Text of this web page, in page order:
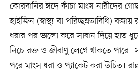
কোরবানির ঈদে কাঁচা মাংস নারীদের
হাইজিন (স্বাস্থ্য বা পরিচ্ছন্নতাবিধি)
ধরার পর ভালো করে সাবান দিয়ে হাত
নিচে রক্ত ও জীবাণু লেগে থাকতে পারে।
পরে মাংস ধরা ও প্যাকেট করা উচিত।